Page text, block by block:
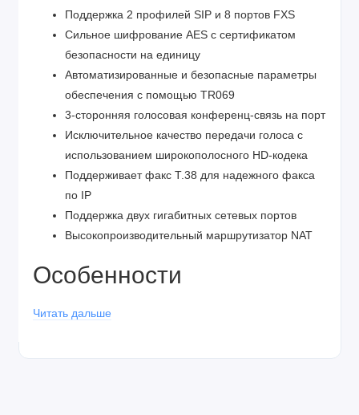
Поддержка 2 профилей SIP и 8 портов FXS
Сильное шифрование AES с сертификатом
безопасности на единицу
Автоматизированные и безопасные параметры
обеспечения с помощью TR069
3-сторонняя голосовая конференц-связь на порт
Исключительное качество передачи голоса с
использованием широкополосного HD-кодека
Поддерживает факс T.38 для надежного факса
по IP
Поддержка двух гигабитных сетевых портов
Высокопроизводительный маршрутизатор NAT
Особенности
Читать дальше